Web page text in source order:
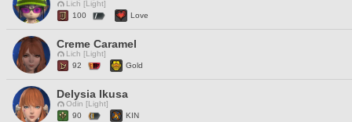
Lich [Light]
100
Love
Creme Caramel
Lich [Light]
92
Gold
Delysia Ikusa
Odin [Light]
90
KIN